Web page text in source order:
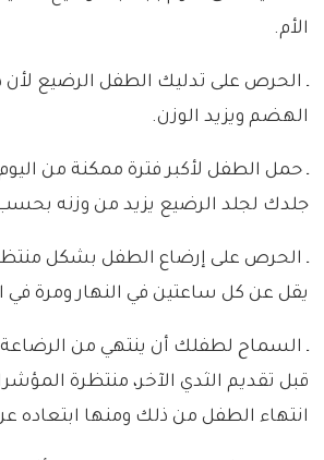
الأم.
ـ الحرص على تدليك الطفل الرضيع
الهضم ويزيد الوزن.
ـ حمل الطفل لأكبر فترة ممكنة من
جلدك لجلد الرضيع يزيد من وزنه
ـ الحرص على إرضاع الطفل بشكل
يقل عن كل ساعتين في النهار ومرة في
ـ السماح لطفلك أن ينتهي من الرضاعة
قبل تقديم الثدي الآخر، منتظرة
انتهاء الطفل من ذلك ومنها ابتعاده